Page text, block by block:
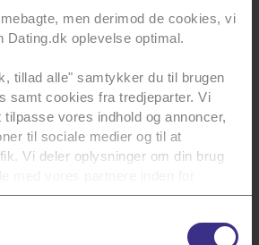
men derimod de cookies, vi
Dating.dk oplevelse optimal.
tillad alle" samtykker du til brugen
samt cookies fra tredjeparter. Vi
vores indhold og annoncer,
til sociale medier og til at
Vi deler oplysninger om din brug
og analyse. Vores partnere
indsamlet fra din brug af deres
dating, når du søger et fast
forhold
mens andre blot er på udkig